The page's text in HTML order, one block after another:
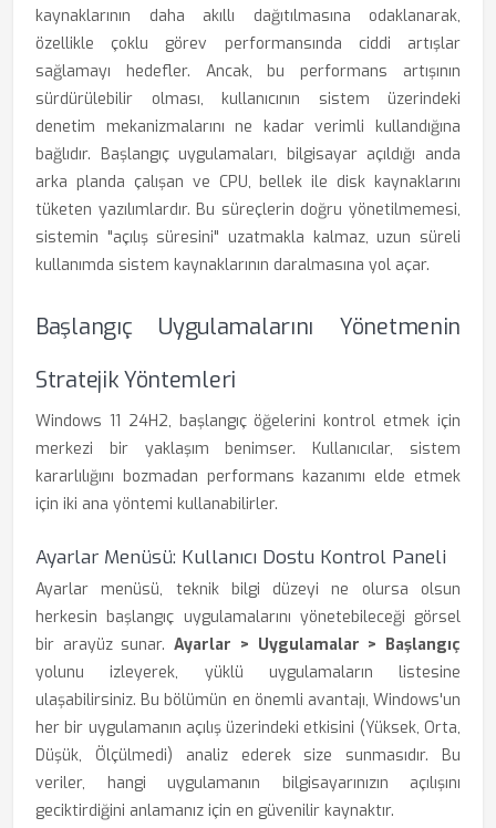
kaynaklarının daha akıllı dağıtılmasına odaklanarak,
özellikle çoklu görev performansında ciddi artışlar
sağlamayı hedefler. Ancak, bu performans artışının
sürdürülebilir olması, kullanıcının sistem üzerindeki
denetim mekanizmalarını ne kadar verimli kullandığına
bağlıdır. Başlangıç uygulamaları, bilgisayar açıldığı anda
arka planda çalışan ve CPU, bellek ile disk kaynaklarını
tüketen yazılımlardır. Bu süreçlerin doğru yönetilmemesi,
sistemin "açılış süresini" uzatmakla kalmaz, uzun süreli
kullanımda sistem kaynaklarının daralmasına yol açar.
Başlangıç Uygulamalarını Yönetmenin
Stratejik Yöntemleri
Windows 11 24H2, başlangıç öğelerini kontrol etmek için
merkezi bir yaklaşım benimser. Kullanıcılar, sistem
kararlılığını bozmadan performans kazanımı elde etmek
için iki ana yöntemi kullanabilirler.
Ayarlar Menüsü: Kullanıcı Dostu Kontrol Paneli
Ayarlar menüsü, teknik bilgi düzeyi ne olursa olsun
herkesin başlangıç uygulamalarını yönetebileceği görsel
bir arayüz sunar.Ayarlar > Uygulamalar > Başlangıç
yolunu izleyerek, yüklü uygulamaların listesine
ulaşabilirsiniz. Bu bölümün en önemli avantajı, Windows'un
her bir uygulamanın açılış üzerindeki etkisini (Yüksek, Orta,
Düşük, Ölçülmedi) analiz ederek size sunmasıdır. Bu
veriler, hangi uygulamanın bilgisayarınızın açılışını
geciktirdiğini anlamanız için en güvenilir kaynaktır.